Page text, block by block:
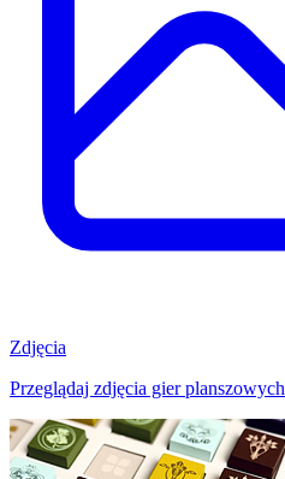
Zdjęcia
Przeglądaj zdjęcia gier planszowych